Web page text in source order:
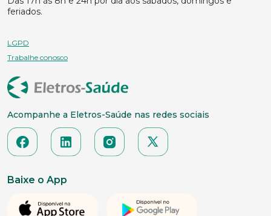
feriados.
LGPD
Trabalhe conosco
Acompanhe a Eletros-Saúde nas redes sociais
Baixe o App